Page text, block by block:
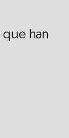
han